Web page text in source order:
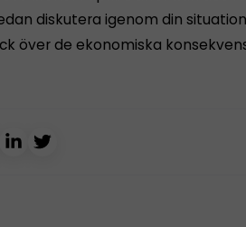
diskutera igenom din
över de ekonomiska